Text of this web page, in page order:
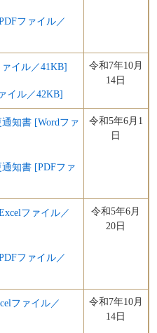
ファイル／
イル／41KB]
イル／42KB]
令和7年10月
14日
知書 [Wordファ
知書 [PDFファ
令和5年6月1
日
ファイル／
ファイル／
令和5年6月
20日
ファイル／
令和7年10月
14日